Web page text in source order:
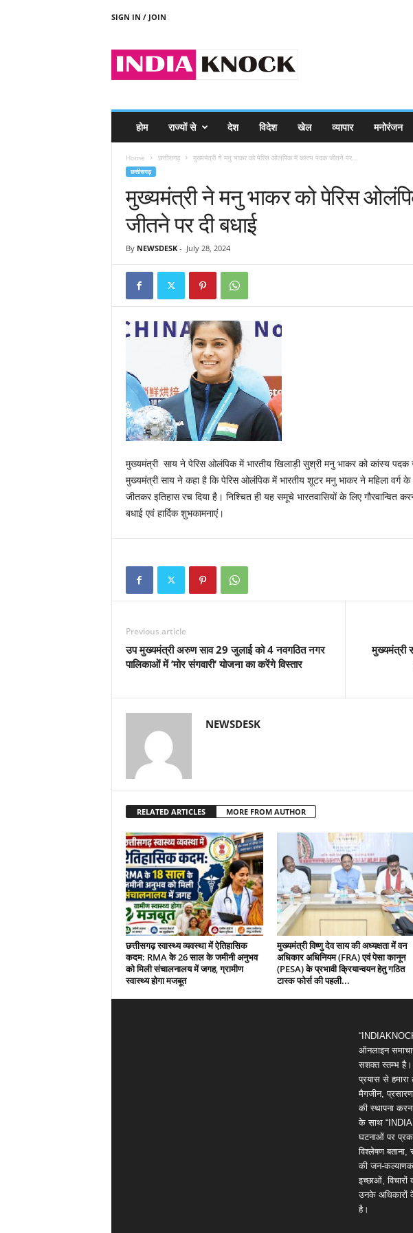
SIGN IN / JOIN
होम राज्यों से देश विदेश खेल व्यापार मनोरंजन
Home छत्तीसगढ़ मुख्यमंत्री ने मनु भाकर को पेरिस ओलंपिक में कांस्य पदक जीतने पर...
छत्तीसगढ़
मुख्यमंत्री ने मनु भाकर को पेरिस
जीतने पर दी बधाई
By NEWSDESK- July 28, 2024
मुख्यमंत्री साय ने पेरिस ओलंपिक में भारतीय खिलाड़ी सुश्री मनु भाकर को कांस्य पदक
मुख्यमंत्री साय ने कहा है कि पेरिस ओलंपिक में भारतीय शूटर मनु भाकर ने महिला वर्ग
जीतकर इतिहास रच दिया है। निश्चित ही यह समूचे भारतवासियों के लिए
बधाई एवं हार्दिक शुभकामनाएं।
Previous article
उप मुख्यमंत्री अरुण साव 29 जुलाई को 4 नवगठित नगर
पालिकाओं में ’मोर संगवारी’ योजना का करेंगे विस्तार
मुख्यमंत्री
NEWSDESK
RELATED ARTICLES MORE FROM AUTHOR
छत्तीसगढ़ स्वास्थ्य व्यवस्था में ऐतिहासिक
कदम: RMA के 26 साल के जमीनी अनुभव
को मिली संचालनालय में जगह, ग्रामीण
स्वास्थ्य होगा मजबूत
मुख्यमंत्री विष्णु देव साय की अध्यक्षता में वन
अधिकार अधिनियम (FRA) एवं पेसा कानून
(PESA) के प्रभावी क्रियान्वयन हेतु गठित
टास्क फोर्स की पहली...
ऑनलाइन
सशक्त स्तम्भ है।
प्रयास से हमारा
मैगजीन,
की स्थापना
के साथ
घटनाओं पर
विश्लेषण
की जन-
इच्छाओं,
उनके अधिकारों
है।